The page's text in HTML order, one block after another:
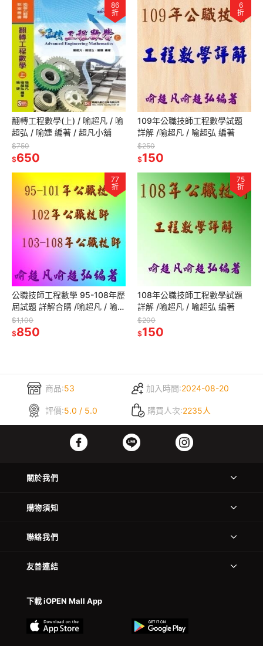
86
折
翻轉工程數學(上) / 喻超凡 / 喻
超弘 / 喻婕 編著 / 超凡小舖
$750
$650
6
折
109年公職技師工程數學試題
詳解 /喻超凡 / 喻超弘 編著
$250
$150
77
折
公職技師工程數學 95-108年歷
屆試題 詳解合購 /喻超凡 / 喻超
弘 編著
$1,100
$850
75
折
108年公職技師工程數學試題
詳解 /喻超凡 / 喻超弘 編著
$200
$150
商品:53 加入時間:2024-08-20
評價:5.0 / 5.0 購買人次:2235人
關於我們
購物須知
聯絡我們
友善連結
下載 iOPEN Mall App